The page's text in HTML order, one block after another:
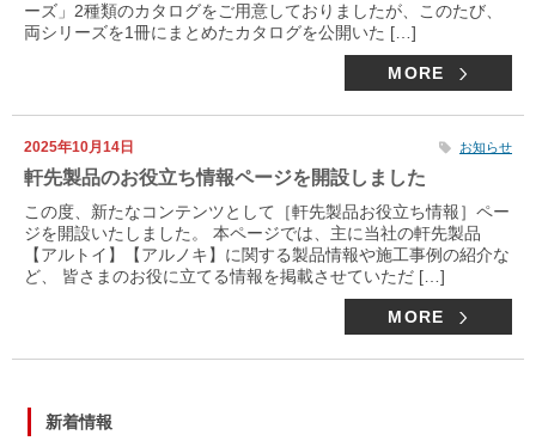
ーズ」2種類のカタログをご用意しておりましたが、このたび、
両シリーズを1冊にまとめたカタログを公開いた […]
MORE
2025年10月14日 お知らせ
軒先製品のお役立ち情報ページを開設しました
この度、新たなコンテンツとして［軒先製品お役立ち情報］ペー
ジを開設いたしました。 本ページでは、主に当社の軒先製品
【アルトイ】【アルノキ】に関する製品情報や施工事例の紹介な
ど、 皆さまのお役に立てる情報を掲載させていただ […]
MORE
新着情報